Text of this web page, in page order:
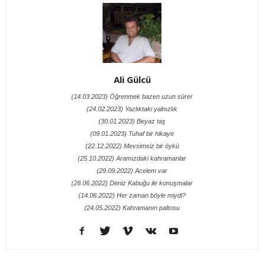
Ali Gülcü
(14.03.2023) Öğrenmek bazen uzun sürer
(24.02.2023) Yazlıktaki yalnızlık
(30.01.2023) Beyaz taş
(09.01.2023) Tuhaf bir hikaye
(22.12.2022) Mevsimsiz bir öykü
(25.10.2022) Aramızdaki kahramanlar
(29.09.2022) Acelem var
(28.06.2022) Deniz Kabuğu ile konuşmalar
(14.06.2022) Her zaman böyle miydi?
(24.05.2022) Kahramanın paltosu